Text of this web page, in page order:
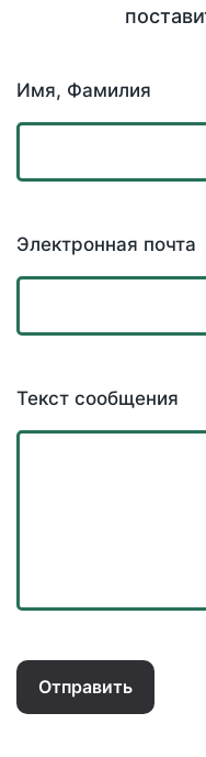
Имя, Фамилия
Электронная почта
Текст сообщения
Отправить